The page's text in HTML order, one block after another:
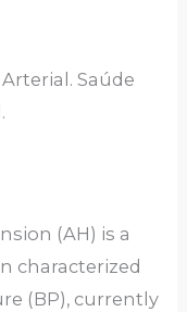
Saúde
(AH) is a
characterized
(BP), currently